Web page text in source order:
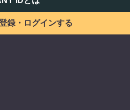
録・ログインする